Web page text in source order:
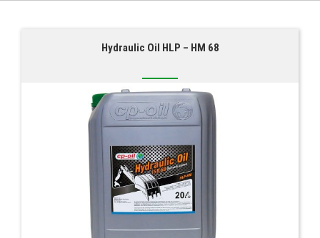
Hydraulic Oil HLP – HM 68